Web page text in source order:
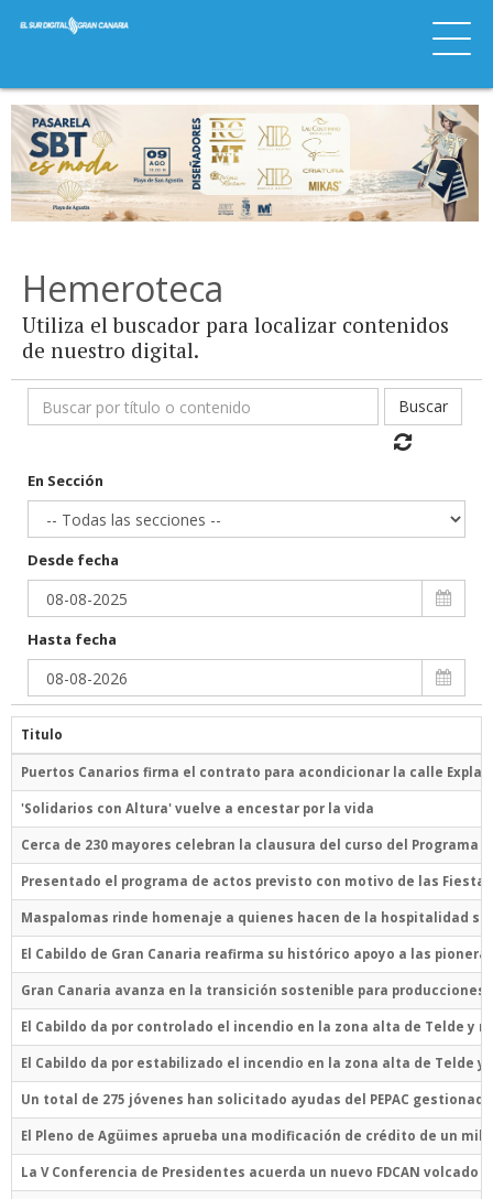
Hemeroteca
Utiliza el buscador para localizar contenidos
de nuestro digital.
Buscar
En Sección
Desde fecha
Hasta fecha
Titulo
Puertos Canarios firma el contrato para acondicionar la calle
'Solidarios con Altura' vuelve a encestar por la vida
Cerca de 230 mayores celebran la clausura del curso del
Presentado el programa de actos previsto con motivo de las Fiestas
Maspalomas rinde homenaje a quienes hacen de la hospitalidad
El Cabildo de Gran Canaria reafirma su histórico apoyo a las
Gran Canaria avanza en la transición sostenible para
El Cabildo da por controlado el incendio en la zona alta de Telde
El Cabildo da por estabilizado el incendio en la zona alta de
Un total de 275 jóvenes han solicitado ayudas del PEPAC
El Pleno de Agüimes aprueba una modificación de crédito de un
La V Conferencia de Presidentes acuerda un nuevo FDCAN